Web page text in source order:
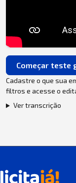
Começar teste
Cadastre o que sua
filtros e acesse o
Ver transcrição